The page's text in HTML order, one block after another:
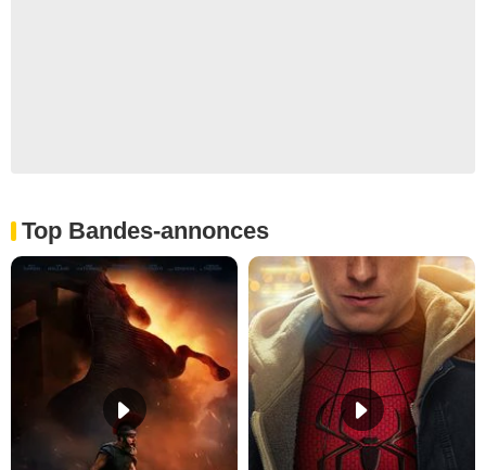
Top Bandes-annonces